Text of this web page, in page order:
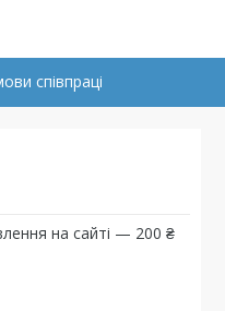
співпраці
на сайті — 200 ₴